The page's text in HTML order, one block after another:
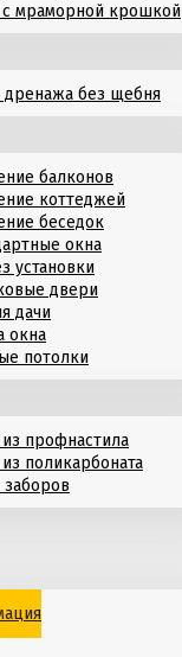
мраморной крошкой
без щебня
балконов
коттеджей
беседок
окна
установки
двери
дачи
окна
потолки
профнастила
поликарбоната